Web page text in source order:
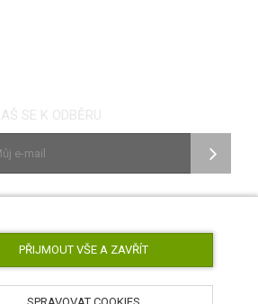
SE K ODBĚRU
PŘIJMOUT VŠE A ZAVŘÍT